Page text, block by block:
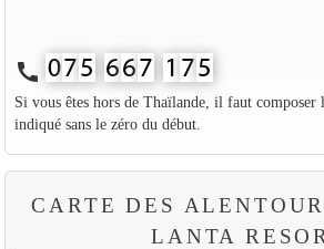
call
Si vous êtes hors de Thaïlande, il faut
indiqué sans le zéro du début.
CARTE DES
LANTA